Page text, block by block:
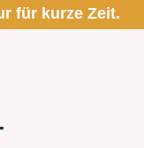
für kurze Zeit.